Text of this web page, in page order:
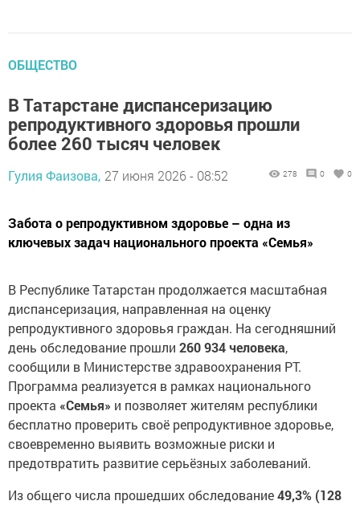
ОБЩЕСТВО
В Татарстане диспансеризацию
репродуктивного здоровья прошли
более 260 тысяч человек
Гулия Фаизова, 27 июня 2026 - 08:52 278 0 0
Забота о репродуктивном здоровье – одна из
ключевых задач национального проекта «Семья»
В Республике Татарстан продолжается масштабная
диспансеризация, направленная на оценку
репродуктивного здоровья граждан. На сегодняшний
день обследование прошли 260 934 человека,
сообщили в Министерстве здравоохранения РТ.
Программа реализуется в рамках национального
проекта «Семья» и позволяет жителям республики
бесплатно проверить своё репродуктивное здоровье,
своевременно выявить возможные риски и
предотвратить развитие серьёзных заболеваний.
Из общего числа прошедших обследование49,3% (128